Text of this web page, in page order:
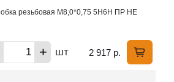
резьбовая М8,0*0,75 5Н6Н ПР НЕ
+ шт 2 917 р.